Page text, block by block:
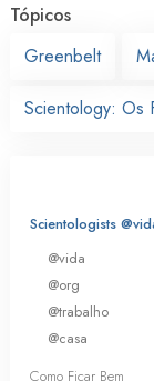
Tópicos
Greenbelt
Scientology: Os
Scientologists
@vida
@org
@trabalho
@casa
Como Ficar Bem